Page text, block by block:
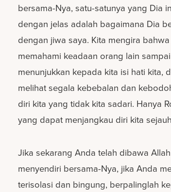
bersama-Nya, satu-satunya yang Dia
dengan jelas adalah bagaimana Dia
dengan jiwa saya. Kita mengira
memahami keadaan orang lain
menunjukkan kepada kita isi hati kita,
melihat segala kebebalan dan
diri kita yang tidak kita sadari. Hanya
yang dapat menjangkau diri kita
Jika sekarang Anda telah dibawa
menyendiri bersama-Nya, jika Anda
terisolasi dan bingung, berpalinglah